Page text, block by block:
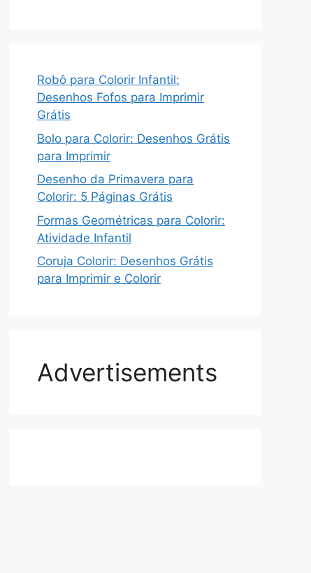
Robô para Colorir Infantil:
Desenhos Fofos para Imprimir
Grátis
Bolo para Colorir: Desenhos Grátis
para Imprimir
Desenho da Primavera para
Colorir: 5 Páginas Grátis
Formas Geométricas para Colorir:
Atividade Infantil
Coruja Colorir: Desenhos Grátis
para Imprimir e Colorir
Advertisements